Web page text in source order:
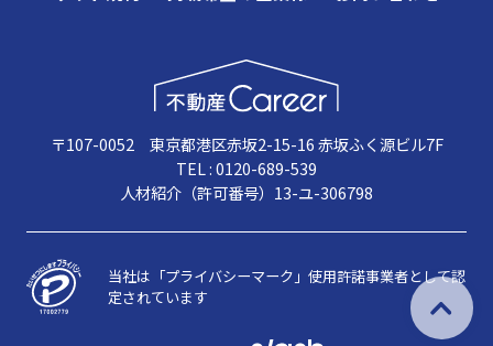
〒107-0052 東京都港区赤坂2-15-16 赤坂ふく源ビル7F
TEL : 0120-689-539
人材紹介（許可番号）13-ユ-306798
当社は「プライバシーマーク」使用許諾事業者として認
定されています